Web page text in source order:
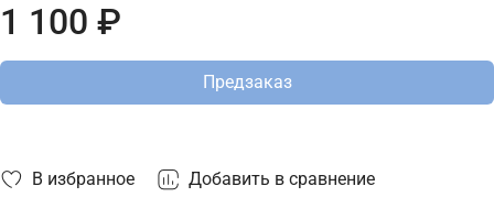
В избранное Добавить в сравнение
актуальной ценой на сайте.
1 100 ₽
Предзаказ